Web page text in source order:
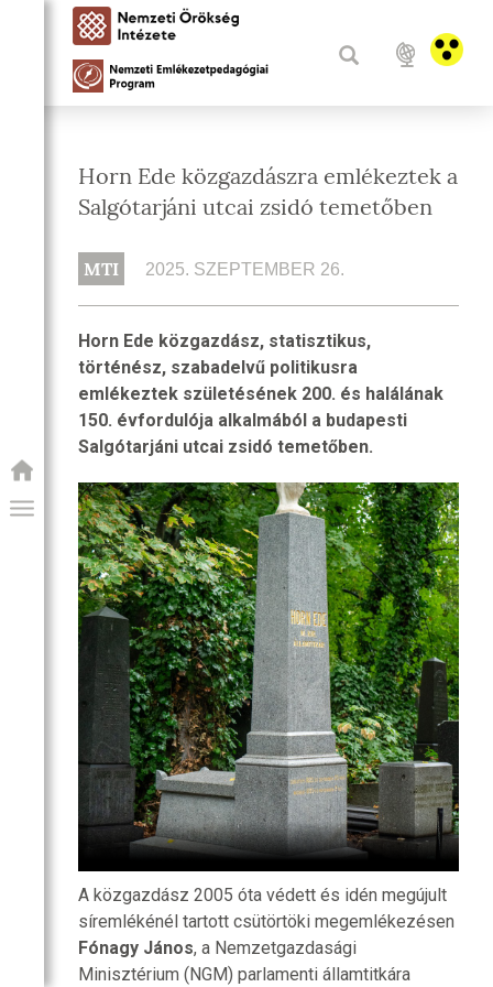
PROGRAM
Horn Ede közgazdászra emlékeztek a
Salgótarjáni utcai zsidó temetőben
MTI 2025. SZEPTEMBER 26.
Horn Ede közgazdász, statisztikus,
történész, szabadelvű politikusra
emlékeztek születésének 200. és halálának
150. évfordulója alkalmából a budapesti
Salgótarjáni utcai zsidó temetőben.
A közgazdász 2005 óta védett és idén megújult
síremlékénél tartott csütörtöki megemlékezésen
Fónagy János, a Nemzetgazdasági
Minisztérium (NGM) parlamenti államtitkára